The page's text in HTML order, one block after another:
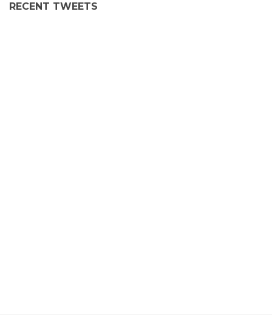
RECENT TWEETS